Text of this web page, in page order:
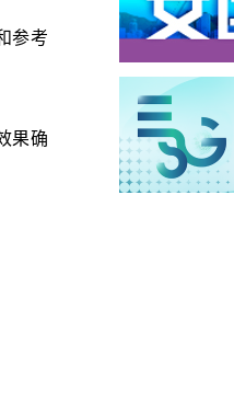
参考
果确